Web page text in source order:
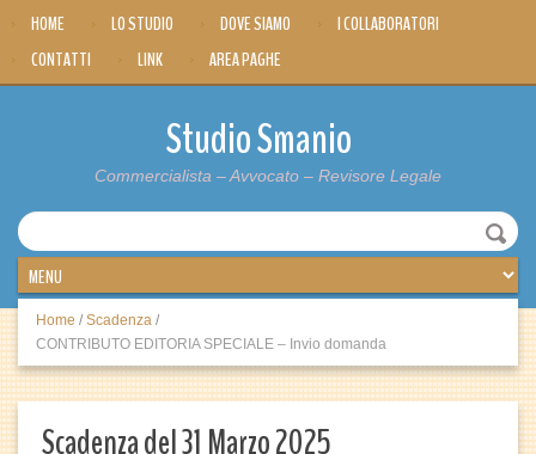
HOME LO STUDIO DOVE SIAMO
I COLLABORATORI
CONTATTI
LINK AREA PAGHE
Studio Smanio
Commercialista – Avvocato – Revisore Legale
Home / Scadenza /
CONTRIBUTO EDITORIA SPECIALE – Invio domanda
Scadenza del 31 Marzo 2025